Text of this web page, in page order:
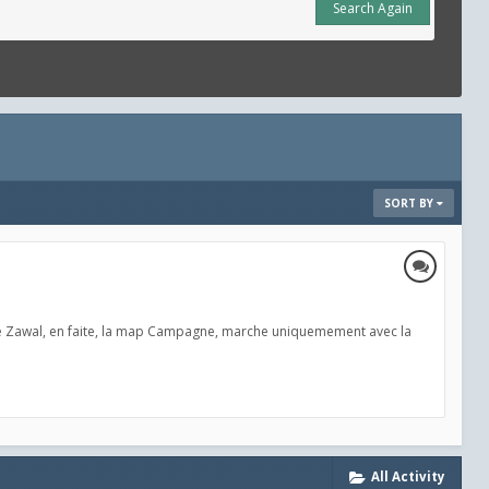
Search Again
SORT BY
en faite, la map Campagne, marche uniquemement avec la
All Activity